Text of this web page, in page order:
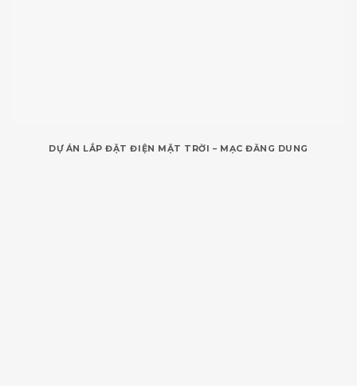
DỰ ÁN LẮP ĐẶT ĐIỆN MẶT TRỜI – MẠC ĐĂNG DUNG